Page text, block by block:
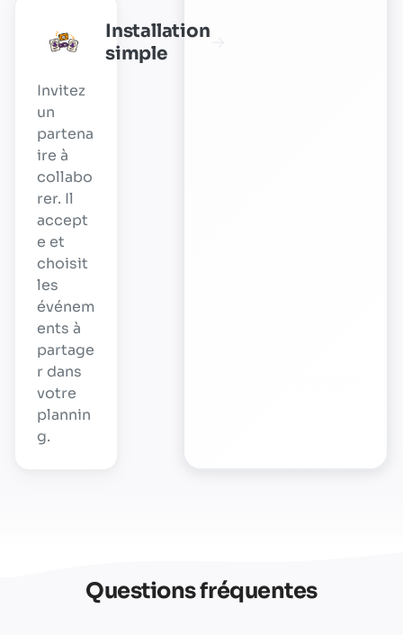
Installation
simple
Invitez
un
partena
ire à
collabo
rer. Il
accept
e et
choisit
les
événem
ents à
partage
r dans
votre
plannin
g.
Questions fréquentes